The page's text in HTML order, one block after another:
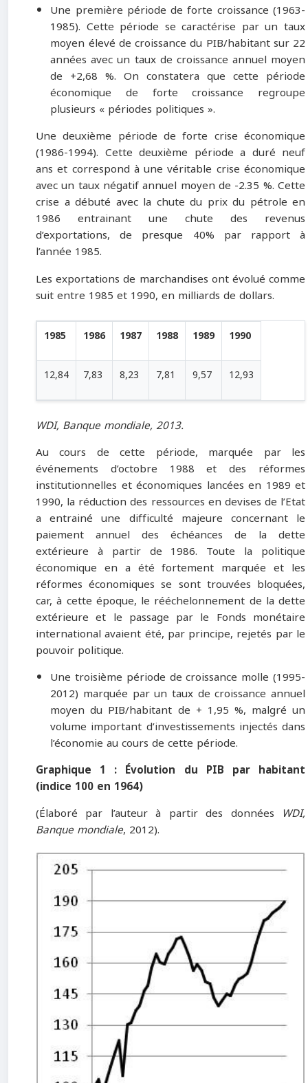
Une première période de forte croissance (1963-
1985). Cette période se caractérise par un taux
moyen élevé de croissance du PIB/habitant sur 22
années avec un taux de croissance annuel moyen
de +2,68 %. On constatera que cette période
économique de forte croissance regroupe
plusieurs « périodes politiques ».
Une deuxième période de forte crise économique
(1986-1994). Cette deuxième période a duré neuf
ans et correspond à une véritable crise économique
avec un taux négatif annuel moyen de -2.35 %. Cette
crise a débuté avec la chute du prix du pétrole en
1986 entrainant une chute des revenus
d’exportations, de presque 40% par rapport à
l’année 1985.
Les exportations de marchandises ont évolué comme
suit entre 1985 et 1990, en milliards de dollars.
1985 1986 1987 1988 1989 1990
12,84 7,83 8,23 7,81 9,57 12,93
WDI, Banque mondiale, 2013.
Au cours de cette période, marquée par les
événements d’octobre 1988 et des réformes
institutionnelles et économiques lancées en 1989 et
1990, la réduction des ressources en devises de l’Etat
a entrainé une difficulté majeure concernant le
paiement annuel des échéances de la dette
extérieure à partir de 1986. Toute la politique
économique en a été fortement marquée et les
réformes économiques se sont trouvées bloquées,
car, à cette époque, le rééchelonnement de la dette
extérieure et le passage par le Fonds monétaire
international avaient été, par principe, rejetés par le
pouvoir politique.
Une troisième période de croissance molle (1995-
2012) marquée par un taux de croissance annuel
moyen du PIB/habitant de + 1,95 %, malgré un
volume important d’investissements injectés dans
l’économie au cours de cette période.
Graphique 1 : Évolution du PIB par habitant
(indice 100 en 1964)
(Élaboré par l’auteur à partir des données WDI,
Banque mondiale, 2012).